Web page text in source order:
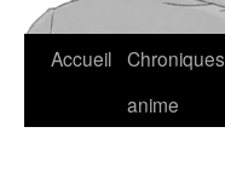
Accueil Chroniques
anime